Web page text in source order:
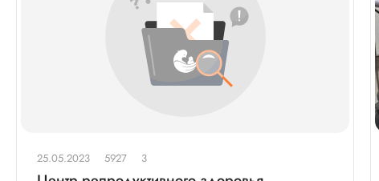
25.05.2023 5927 3